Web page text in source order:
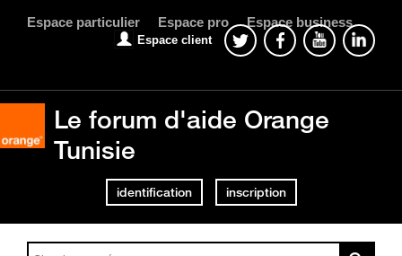
Espace particulier Espace pro Espace business
Espace client
Le forum d'aide Orange
Tunisie
identification inscription